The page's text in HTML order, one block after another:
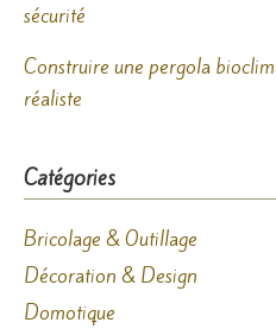
sécurité
Construire une pergola
réaliste
Catégories
Bricolage & Outillage
Décoration & Design
Domotique